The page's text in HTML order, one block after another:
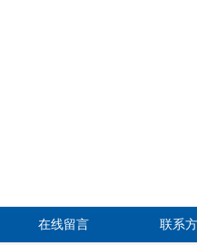
在线留言 联系